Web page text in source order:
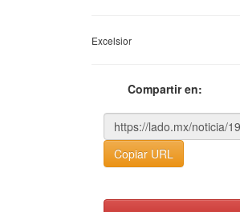
Excelsior
Compartir en:
Copiar URL